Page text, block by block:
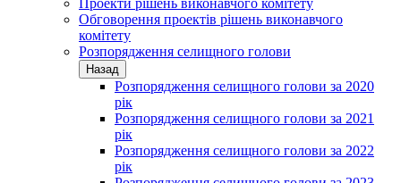
Проекти рішень виконавчого комітету
Обговорення проектів рішень виконавчого
комітету
Розпорядження селищного голови
Назад
Розпорядження селищного голови за 2020
рік
Розпорядження селищного голови за 2021
рік
Розпорядження селищного голови за 2022
рік